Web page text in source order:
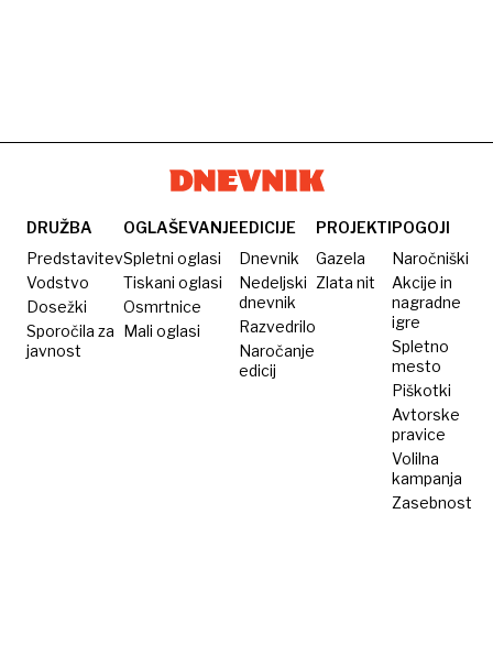
DRUŽBA
Predstavitev
Vodstvo
Dosežki
Sporočila za
javnost
OGLAŠEVANJE
Spletni oglasi
Tiskani oglasi
Osmrtnice
Mali oglasi
EDICIJE
Dnevnik
Nedeljski
dnevnik
Razvedrilo
Naročanje
edicij
PROJEKTI
Gazela
Zlata nit
POGOJI
Naročniški
Akcije in
nagradne
igre
Spletno
mesto
Piškotki
Avtorske
pravice
Volilna
kampanja
Zasebnost